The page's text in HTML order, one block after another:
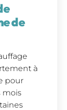
de
à
pour
mois